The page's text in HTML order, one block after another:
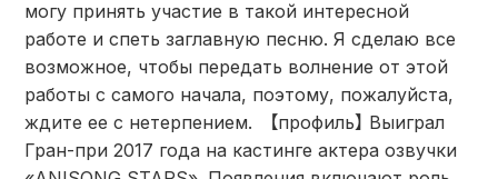
могу принять участие в такой интересной
работе и спеть заглавную песню. Я сделаю все
возможное, чтобы передать волнение от этой
работы с самого начала, поэтому, пожалуйста,
ждите ее с нетерпением. 【профиль】 Выиграл
Гран-при 2017 года на кастинге актера озвучки